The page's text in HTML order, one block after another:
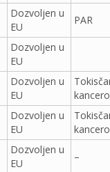
Dozvoljen u
EU
PAR
Dozvoljen u
EU
Dozvoljen u
EU
Dozvoljen u
EU
Dozvoljen u
EU
–